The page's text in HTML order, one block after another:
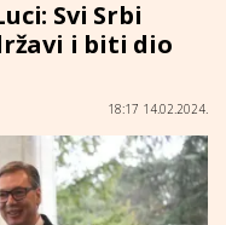
Svi Srbi
i biti dio
18:17 14.02.2024.